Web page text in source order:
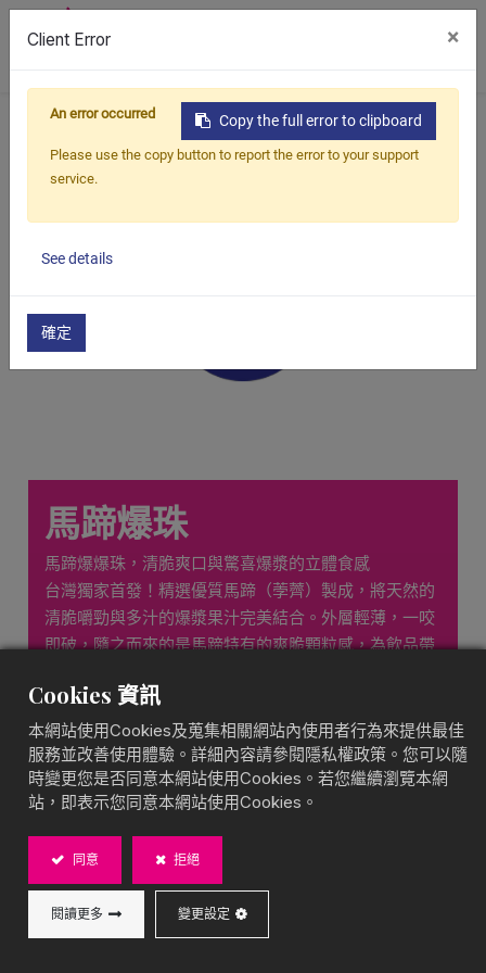
首頁 產品 罐裝配料 馬蹄爆珠
馬蹄爆珠
850g/ 罐, 12罐/箱
馬蹄爆爆珠，清脆爽口與驚喜爆漿的立體食感
台灣獨家首發！精選優質馬蹄（荸薺）製成，將天然的
清脆嚼勁與多汁的爆漿果汁完美結合。外層輕薄，一咬
即破，隨之而來的是馬蹄特有的爽脆顆粒感，為飲品帶
開罐即食，是打破傳統配料想像的創新研發。
特色：清脆馬蹄顆粒、極佳抗凍性
加入詢價車
Cookies 資訊
本網站使用Cookies及蒐集相關網站內使用者行為來提供最佳
服務並改善使用體驗。詳細內容請參閱隱私權政策。您可以隨
時變更您是否同意本網站使用Cookies。若您繼續瀏覽本網
站，即表示您同意本網站使用Cookies。
同意 拒絕
閱讀更多 變更設定
Client Error ×
Copy the full error to clipboard
An error occurred
Please use the copy button to report the error to your support
service.
See details
確定